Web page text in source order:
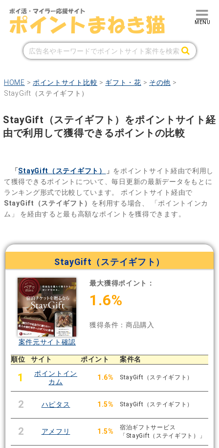
HOME > ポイントサイト比較 > ギフト・花 > その他 >
StayGift（ステイギフト）
StayGift（ステイギフト）をポイントサイト経
由で利用して獲得できるポイントの比較
「 StayGift（ステイギフト） 」 をポイントサイト経由で利用し
て獲得できるポイントについて、毎日更新の最新データをもとに
ランキング形式で比較しています。 ポイントサイト経由で
StayGift（ステイギフト） を利用する場合、
「ポイントインカ
ム」
を経由すると最も高額なポイントを獲得できます。
StayGift（ステイギフト）
案件元サイト確認
最大獲得ポイント：
1.6%
獲得条件：商品購入
順位 サイト ポイント 案件名
1
ポイントイン
カム
1.6% StayGift（ステイギフト）
2 ハピタス 1.5% StayGift（ステイギフト）
2 アメフリ 1.5%
宿泊ギフトサービス
「StayGift（ステイギフト）」